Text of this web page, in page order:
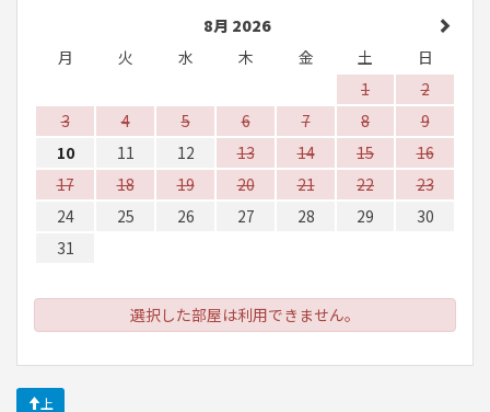
8月 2026
月
火 水 木 金 土
日
1
2
3
4 5 6 7 8
9
10
11 12 13 14 15
16
17
18 19 20 21 22
23
24
25 26 27 28 29
30
31
選択した部屋は利用できません。
上